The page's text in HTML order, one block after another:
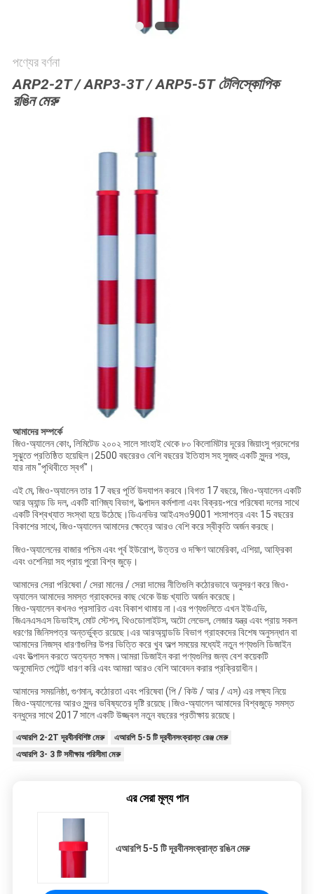
পণ্যের বর্ণনা
ARP2-2T / ARP3-3T / ARP5-5T টেলিস্কোপিক
রঙিন মেরু
আমাদের সম্পর্কে
জিও-অ্যালেন কোং, লিমিটেড ২০০২ সালে সাংহাই থেকে ৮০ কিলোমিটার দূরের জিয়াংসু প্রদেশের
সুঝুতে প্রতিষ্ঠিত হয়েছিল।2500 বছরেরও বেশি বছরের ইতিহাস সহ সুজহু একটি সুন্দর শহর,
যার নাম "পৃথিবীতে স্বর্গ"।
এই মে, জিও-অ্যালেন তার 17 বছর পূর্তি উদযাপন করবে।বিগত 17 বছরে, জিও-অ্যালেন একটি
আর অ্যান্ড ডি দল, একটি বাণিজ্য বিভাগ, উত্পাদন কর্মশালা এবং বিক্রয়-পরে পরিষেবা দলের সাথে
একটি বিশ্বখ্যাত সংস্থা হয়ে উঠেছে।ডিএনভির আইএসও9001 শংসাপত্র এবং 15 বছরের
বিকাশের সাথে, জিও-অ্যালেন আমাদের ক্ষেত্রে আরও বেশি করে স্বীকৃতি অর্জন করছে।
জিও-অ্যালেনের বাজার পশ্চিম এবং পূর্ব ইউরোপ, উত্তর ও দক্ষিণ আমেরিকা, এশিয়া, আফ্রিকা
এবং ওশেনিয়া সহ প্রায় পুরো বিশ্ব জুড়ে।
আমাদের সেরা পরিষেবা / সেরা মানের / সেরা দামের নীতিগুলি কঠোরভাবে অনুসরণ করে জিও-
অ্যালেন আমাদের সমস্ত গ্রাহকদের কাছ থেকে উচ্চ খ্যাতি অর্জন করেছে।
জিও-অ্যালেন কখনও প্রসারিত এবং বিকাশ থামায় না।এর পণ্যগুলিতে এখন ইউএভি,
জিএনএসএস ডিভাইস, মোট স্টেশন, থিওডোলাইটস, অটো লেভেল, লেজার যন্ত্র এবং প্রায় সকল
ধরণের জিনিসপত্র অন্তর্ভুক্ত রয়েছে।এর আরঅ্যান্ডডি বিভাগ গ্রাহকদের বিশেষ অনুসন্ধান বা
আমাদের নিজস্ব ধারণাগুলির উপর ভিত্তি করে খুব অল্প সময়ের মধ্যেই নতুন পণ্যগুলি ডিজাইন
এবং উত্পাদন করতে অত্যন্ত সক্ষম।আমরা ডিজাইন করা পণ্যগুলির জন্য বেশ কয়েকটি
অনুমোদিত পেটেন্ট ধারণ করি এবং আমরা আরও বেশি আবেদন করার প্রক্রিয়াধীন।
আমাদের সময়নিষ্ঠা, গুণমান, কঠোরতা এবং পরিষেবা (পি / কিউ / আর / এস) এর লক্ষ্য নিয়ে
জিও-অ্যালেনের আরও সুন্দর ভবিষ্যতের দৃষ্টি রয়েছে।জিও-অ্যালেন আমাদের বিশ্বজুড়ে সমস্ত
বন্ধুদের সাথে 2017 সালে একটি উজ্জ্বল নতুন বছরের প্রতীক্ষায় রয়েছে।
এআরপি 2-2T দূরবীনবিশিষ্ট মেরু
এআরপি 5-5 টি দূরবীনসংক্রান্ত রেঞ্জ মেরু
এআরপি 3- 3 টি সমীক্ষার পরিসীমা মেরু
এর সেরা মূল্য পান
এআরপি 5-5 টি দূরবীনসংক্রান্ত রঙিন মেরু